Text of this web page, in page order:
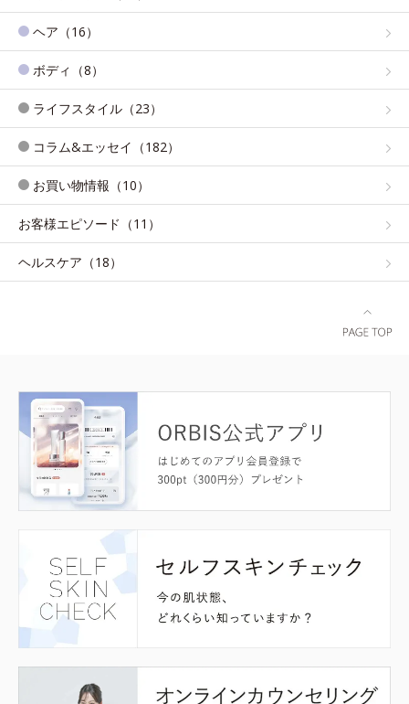
ヘア（16）
ボディ（8）
ライフスタイル（23）
コラム&エッセイ（182）
お買い物情報（10）
お客様エピソード（11）
ヘルスケア（18）